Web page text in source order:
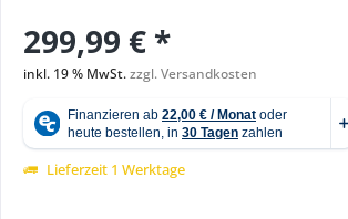
299,99 € *
inkl. 19 % MwSt.zzgl. Versandkosten
Lieferzeit 1 Werktage